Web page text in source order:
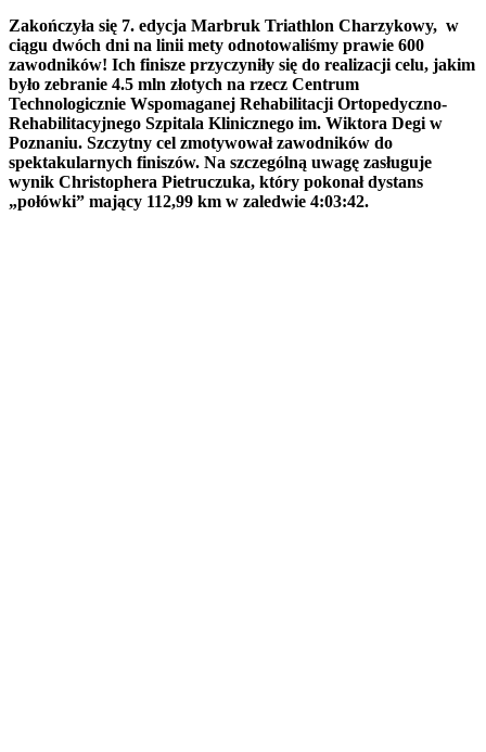
Zakończyła się 7. edycja Marbruk Triathlon Charzykowy, w
ciągu dwóch dni na linii mety odnotowaliśmy prawie 600
zawodników! Ich finisze przyczyniły się do realizacji celu, jakim
było zebranie 4.5 mln złotych na rzecz Centrum
Technologicznie Wspomaganej Rehabilitacji Ortopedyczno-
Rehabilitacyjnego Szpitala Klinicznego im. Wiktora Degi w
Poznaniu. Szczytny cel zmotywował zawodników do
spektakularnych finiszów. Na szczególną uwagę zasługuje
wynik Christophera Pietruczuka, który pokonał dystans
„połówki” mający 112,99 km w zaledwie 4:03:42.